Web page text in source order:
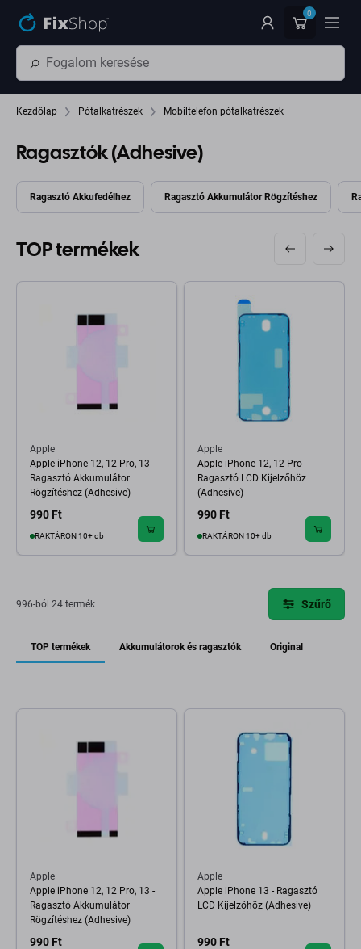
0
Kezdőlap Pótalkatrészek Mobiltelefon pótalkatrészek
Ragasztók (Adhesive)
Ragasztó Akkufedélhez Ragasztó Akkumulátor Rögzítéshez
TOP termékek
Apple
Apple iPhone 12, 12 Pro, 13 -
Ragasztó Akkumulátor
Rögzítéshez (Adhesive)
990 Ft
RAKTÁRON 10+ db
Apple
Apple iPhone 12, 12 Pro -
Ragasztó LCD Kijelzőhöz
(Adhesive)
990 Ft
RAKTÁRON 10+ db
996-ból 24 termék Szűrő
TOP termékek Akkumulátorok és ragasztók Original
Apple
Apple iPhone 12, 12 Pro, 13 -
Ragasztó Akkumulátor
Rögzítéshez (Adhesive)
990 Ft
Apple
Apple iPhone 13 - Ragasztó
LCD Kijelzőhöz (Adhesive)
990 Ft